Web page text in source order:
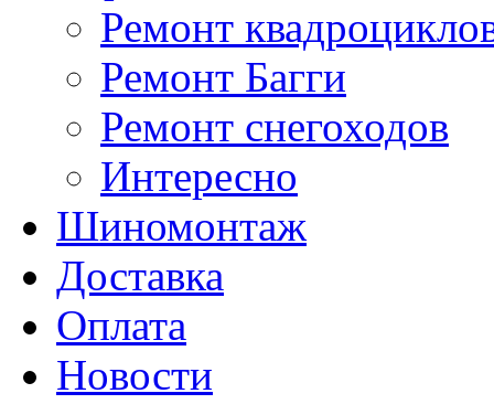
Ремонт
Ремонт Багги
Ремонт снегоходов
Интересно
Шиномонтаж
Доставка
Оплата
Новости